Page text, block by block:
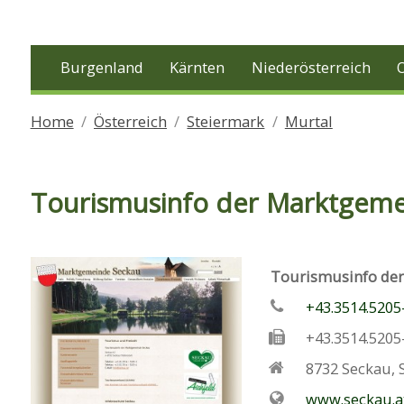
Burgenland Kärnten Niederösterreich
Home Österreich Steiermark Murtal
Tourismusinfo der
Tourismusinfo
8732Seckau,